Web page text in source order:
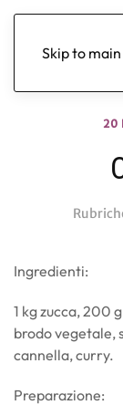
Skip to
20
Ingredienti:
1 kg zucca, 200
brodo vegetale,
cannella, curry.
Preparazione: